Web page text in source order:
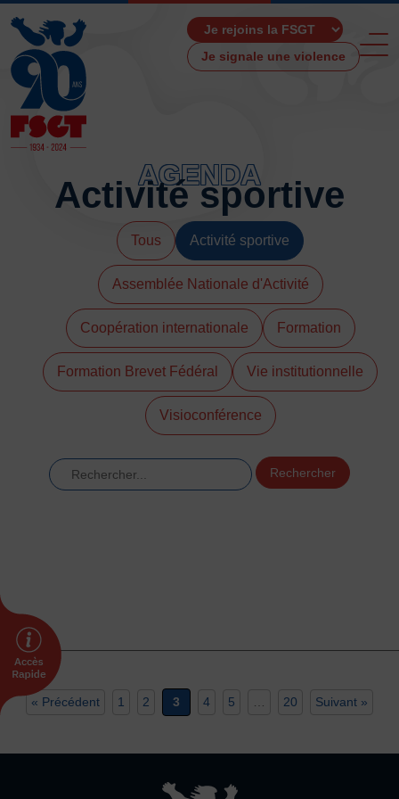
Je signale une violence
Présentation
Histoire
Fonctionnement
Partenaires
Les Boutiques F.S.G.T
Ressources média
DÉVELOPPEMENT
Enfance / Famille
Jeunesses
Sport avec les exilés
ÉTHIQUE SPORTIVE
Signalement violences sexistes et sexuelles
Prévenir les discriminations
AGENDA
Activité sportive
Tous Activité sportive
Assemblée Nationale d'Activité
Coopération internationale Formation
Formation Brevet Fédéral Vie institutionnelle
Visioconférence
« Précédent 1 2 3 4 5 20 Suivant »